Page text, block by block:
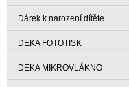
Dárek k narození dítěte
DEKA FOTOTISK
DEKA MIKROVLÁKNO